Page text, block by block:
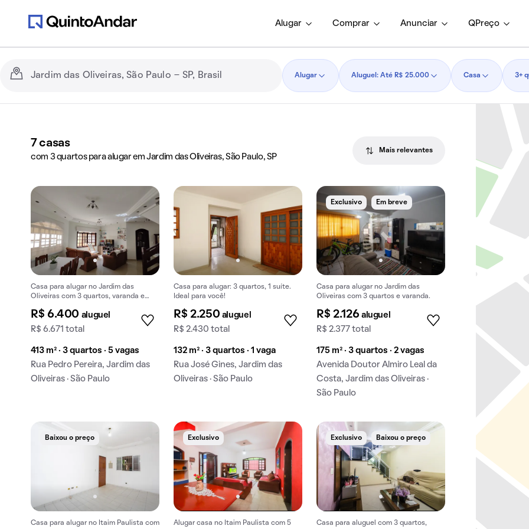
Alugar Comprar Anunciar QPreço
Alugar Aluguel: Até R$ 25.000 Casa 3+
7casas
com 3 quartos para alugar em Jardim das Oliveiras, São Paulo, SP
Mais relevantes
Casa para alugar no Jardim das
Oliveiras com 3 quartos, varanda e
estimação.
R$ 6.400 aluguel
R$ 6.671 total
413 m² · 3 quartos · 5 vagas
Rua Pedro Pereira, Jardim das
Oliveiras · São Paulo
Casa para alugar: 3 quartos, 1 suíte.
Ideal para você!
R$ 2.250 aluguel
R$ 2.430 total
132 m² · 3 quartos · 1 vaga
Rua José Gines, Jardim das
Oliveiras · São Paulo
Exclusivo Em breve
Casa para alugar no Jardim das
Oliveiras com 3 quartos e varanda.
R$ 2.126 aluguel
R$ 2.377 total
175 m² · 3 quartos · 2 vagas
Avenida Doutor Almiro Leal da
Costa, Jardim das Oliveiras ·
São Paulo
Baixou o preço
Casa para alugar no Itaim Paulista com
Exclusivo
Alugar casa no Itaim Paulista com 5
Exclusivo Baixou o preço
Casa para aluguel com 3 quartos,